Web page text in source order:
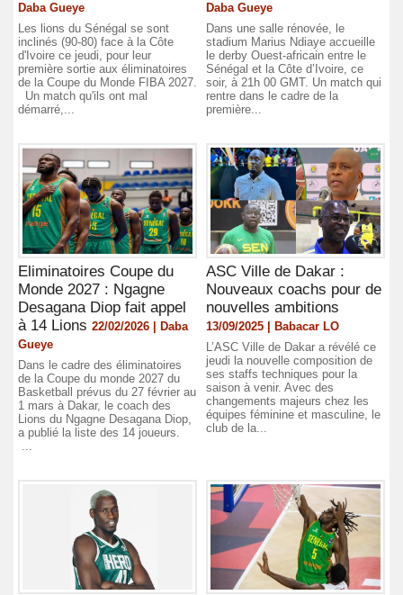
Daba Gueye
Les lions du Sénégal se sont
inclinés (90-80) face à la Côte
d'Ivoire ce jeudi, pour leur
première sortie aux éliminatoires
de la Coupe du Monde FIBA 2027.
Un match qu'ils ont mal
démarré,...
Daba Gueye
Dans une salle rénovée, le
stadium Marius Ndiaye accueille
le derby Ouest-africain entre le
Sénégal et la Côte d’Ivoire, ce
soir, à 21h 00 GMT. Un match qui
rentre dans le cadre de la
première...
Eliminatoires Coupe du
Monde 2027 : Ngagne
Desagana Diop fait appel
à 14 Lions 22/02/2026 | Daba
Gueye
Dans le cadre des éliminatoires
de la Coupe du monde 2027 du
Basketball prévus du 27 février au
1 mars à Dakar, le coach des
Lions du Ngagne Desagana Diop,
a publié la liste des 14 joueurs.
ASC Ville de Dakar :
Nouveaux coachs pour de
nouvelles ambitions
13/09/2025 | Babacar LO
L’ASC Ville de Dakar a révélé ce
jeudi la nouvelle composition de
ses staffs techniques pour la
saison à venir. Avec des
changements majeurs chez les
équipes féminine et masculine, le
club de la...